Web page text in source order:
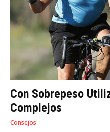
Con Sobrepeso
Complejos
Consejos